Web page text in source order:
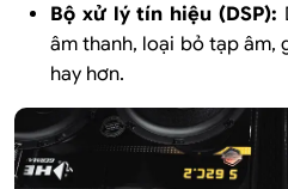
Bộ xử lý tín hiệu (DSP):
âm thanh, loại bỏ tạp âm,
hay hơn.